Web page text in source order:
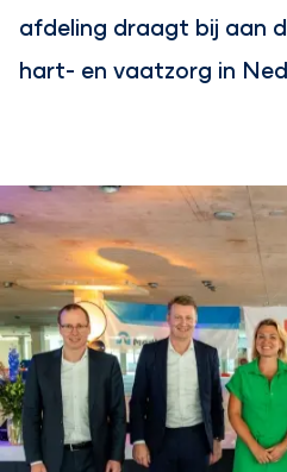
afdeling draagt bij aan
hart- en vaatzorg in